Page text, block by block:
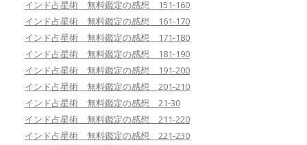
インド占星術 無料鑑定の感想 151-160
インド占星術 無料鑑定の感想 161-170
インド占星術 無料鑑定の感想 171-180
インド占星術 無料鑑定の感想 181-190
インド占星術 無料鑑定の感想 191-200
インド占星術 無料鑑定の感想 201-210
インド占星術 無料鑑定の感想 21-30
インド占星術 無料鑑定の感想 211-220
インド占星術 無料鑑定の感想 221-230